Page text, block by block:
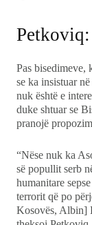
Pas bisedimeve,
se ka insistuar
nuk është e
duke shtuar se
pranojë
“Nëse nuk ka
së popullit serb
humanitare
terrorit që po
Kosovës, Albin]